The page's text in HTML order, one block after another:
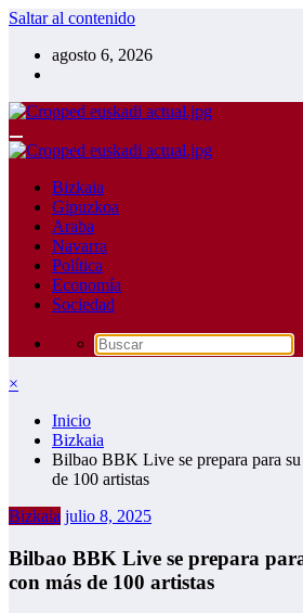
Saltar al contenido
agosto 6, 2026
Bizkaia
Gipuzkoa
Araba
Navarra
Política
Economía
Sociedad
×
Inicio
Bizkaia
Bilbao BBK Live se prepara para
de 100 artistas
Bizkaia julio 8, 2025
Bilbao BBK Live se prepara
con más de 100 artistas